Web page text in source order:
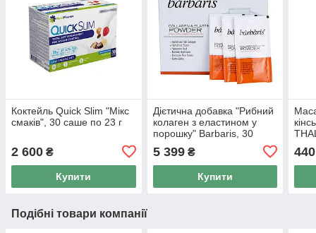
Коктейль Quick Slim "Мікс
смаків", 30 саше по 23 г
2 600 ₴
Купити
Дієтична добавка "Рибний
колаген з еластином у
порошку" Barbaris, 30
5 399₴
Купити
440
Подібні товари компанії